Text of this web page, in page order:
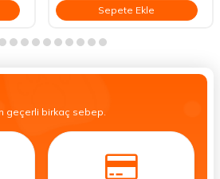
Sepete Ekle
geçerli birkaç sebep.